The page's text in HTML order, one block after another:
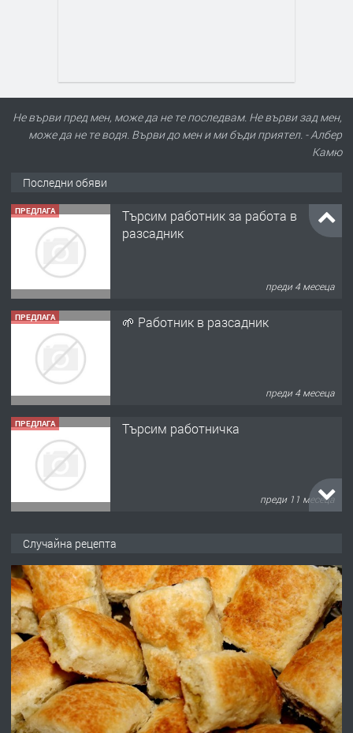
Не върви пред мен, може да не те последвам. Не върви зад мен,
може да не те водя. Върви до мен и ми бъди приятел. - Албер
Камю
Последни обяви
ПРЕДЛАГА
Търсим работник за работа в
разсадник
преди 4 месеца
ПРЕДЛАГА 🌱 Работник в разсадник
преди 4 месеца
ПРЕДЛАГА Търсим работничка
преди 11 месеца
преди 1 година
ПРЕДЛАГА Работа за общи работници
преди 1 година
Случайна рецепта